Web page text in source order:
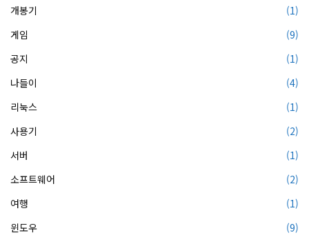
개봉기
(1)
게임
(9)
공지
(1)
나들이
(4)
리눅스
(1)
사용기
(2)
서버
(1)
소프트웨어
(2)
여행
(1)
윈도우
(9)